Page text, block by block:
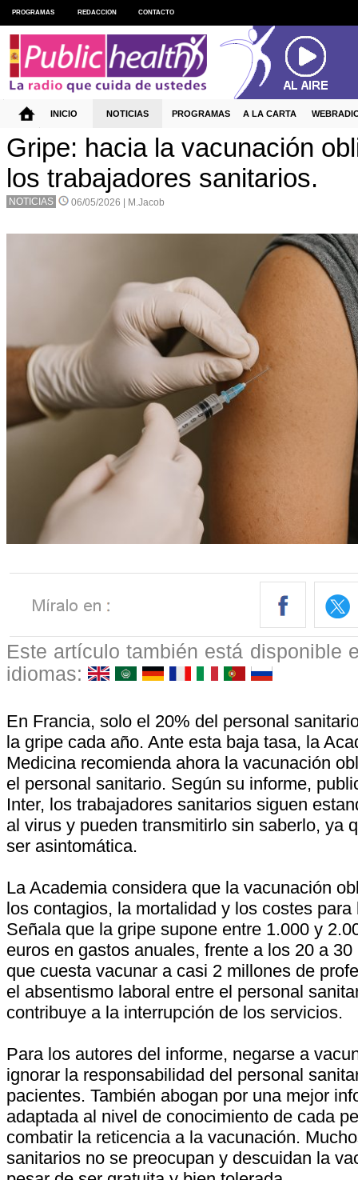
Gripe: hacia la vacunación
los trabajadores sanitarios.
NOTICIAS 06/05/2026 | M.Jacob
Este artículo también está disponible
idiomas:
En Francia, solo el 20% del personal
la gripe cada año. Ante esta baja tasa, la
Medicina recomienda ahora la vacunación
el personal sanitario. Según su informe,
Inter, los trabajadores sanitarios siguen
al virus y pueden transmitirlo sin saberlo, ya
ser asintomática.
La Academia considera que la vacunación
los contagios, la mortalidad y los costes para
Señala que la gripe supone entre 1.000 y
euros en gastos anuales, frente a los 20 a
que cuesta vacunar a casi 2 millones de
el absentismo laboral entre el personal
contribuye a la interrupción de los servicios.
Para los autores del informe, negarse a
ignorar la responsabilidad del personal
pacientes. También abogan por una mejor
adaptada al nivel de conocimiento de cada
combatir la reticencia a la vacunación.
sanitarios no se preocupan y descuidan la
PROGRAMAS REDACCION CONTACTO
INICIO NOTICIAS PROGRAMAS A LA CARTA